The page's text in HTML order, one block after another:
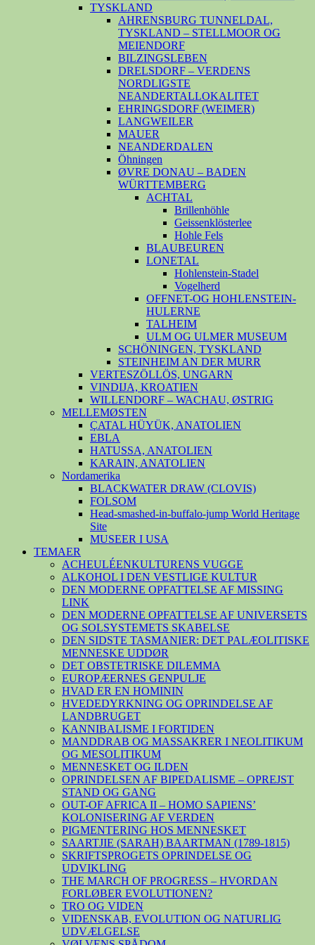
TYSKLAND
AHRENSBURG TUNNELDAL,
TYSKLAND – STELLMOOR OG
MEIENDORF
BILZINGSLEBEN
DRELSDORF – VERDENS
NORDLIGSTE
NEANDERTALLOKALITET
EHRINGSDORF (WEIMER)
LANGWEILER
MAUER
NEANDERDALEN
Öhningen
ØVRE DONAU – BADEN
WÜRTTEMBERG
ACHTAL
Brillenhöhle
Geissenklösterlee
Hohle Fels
BLAUBEUREN
LONETAL
Hohlenstein-Stadel
Vogelherd
OFFNET-OG HOHLENSTEIN-
HULERNE
TALHEIM
ULM OG ULMER MUSEUM
SCHÖNINGEN, TYSKLAND
STEINHEIM AN DER MURR
VERTESZÖLLÖS, UNGARN
VINDIJA, KROATIEN
WILLENDORF – WACHAU, ØSTRIG
MELLEMØSTEN
ÇATAL HÜYÜK, ANATOLIEN
EBLA
HATUSSA, ANATOLIEN
KARAIN, ANATOLIEN
Nordamerika
BLACKWATER DRAW (CLOVIS)
FOLSOM
Head-smashed-in-buffalo-jump World Heritage
Site
MUSEER I USA
TEMAER
ACHEULÉENKULTURENS VUGGE
ALKOHOL I DEN VESTLIGE KULTUR
DEN MODERNE OPFATTELSE AF MISSING
LINK
DEN MODERNE OPFATTELSE AF UNIVERSETS
OG SOLSYSTEMETS SKABELSE
DEN SIDSTE TASMANIER: DET PALÆOLITISKE
MENNESKE UDDØR
DET OBSTETRISKE DILEMMA
EUROPÆERNES GENPULJE
HVAD ER EN HOMININ
HVEDEDYRKNING OG OPRINDELSE AF
LANDBRUGET
KANNIBALISME I FORTIDEN
MANDDRAB OG MASSAKRER I NEOLITIKUM
OG MESOLITIKUM
MENNESKET OG ILDEN
OPRINDELSEN AF BIPEDALISME – OPREJST
STAND OG GANG
OUT-OF AFRICA II – HOMO SAPIENS’
KOLONISERING AF VERDEN
PIGMENTERING HOS MENNESKET
SAARTJIE (SARAH) BAARTMAN (1789-1815)
SKRIFTSPROGETS OPRINDELSE OG
UDVIKLING
THE MARCH OF PROGRESS – HVORDAN
FORLØBER EVOLUTIONEN?
TRO OG VIDEN
VIDENSKAB, EVOLUTION OG NATURLIG
UDVÆLGELSE